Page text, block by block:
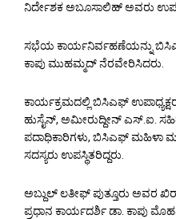
ನಿರ್ದೇಶಕ ಅಬೂಸಾಲಿಹ್ ಅವರು
ಸಭೆಯ ಕಾರ್ಯನಿರ್ವಹಣೆಯನ್ನು
ಕಾಪು ಮುಹಮ್ಮದ್ ನೆರವೇರಿಸಿದರು.
ಕಾರ್ಯಕ್ರಮದಲ್ಲಿ ಬಿಸಿಎಫ್
ಹುಸೈನ್, ಅಮೀರುದ್ದೀನ್ ಎಸ್.ಐ.
ಪದಾಧಿಕಾರಿಗಳು, ಬಿಸಿಎಫ್ ಮಹಿಳಾ
ಸದಸ್ಯರು ಉಪಸ್ಥಿತರಿದ್ದರು.
ಅಬ್ದುಲ್ ಲತೀಫ್ ಪುತ್ತೂರು ಅವರ
ಪ್ರಧಾನ ಕಾರ್ಯದರ್ಶಿ ಡಾ. ಕಾಪು